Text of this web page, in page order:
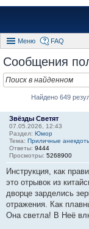
Меню FAQ
Сообщения
Найдено 649
Звёзды Светят
07.05.2026, 12:43
Раздел: Юмор
Тема: Приличные
Ответы: 9444
Просмотры: 5268900
Инструкция, как
это отрывок из
дворце зарделись
отражения. Как
Она светла! В Неё